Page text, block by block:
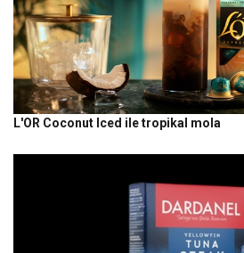
L'OR Coconut Iced ile tropikal mola